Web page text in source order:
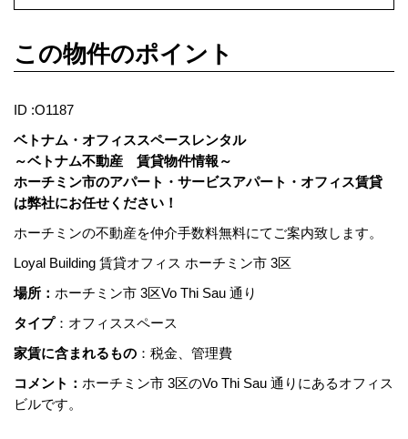
この物件のポイント
ID :O1187
ベトナム・オフィススペースレンタル
～ベトナム不動産 賃貸物件情報～
ホーチミン市のアパート・サービスアパート・オフィス賃貸
は弊社にお任せください！
ホーチミンの不動産を仲介手数料無料にてご案内致します。
Loyal Building 賃貸オフィス ホーチミン市 3区
場所： ホーチミン市 3区Vo Thi Sau 通り
タイプ：オフィススペース
家賃に含まれるもの ：税金、管理費
コメント： ホーチミン市 3区のVo Thi Sau 通りにあるオフィス
ビルです。